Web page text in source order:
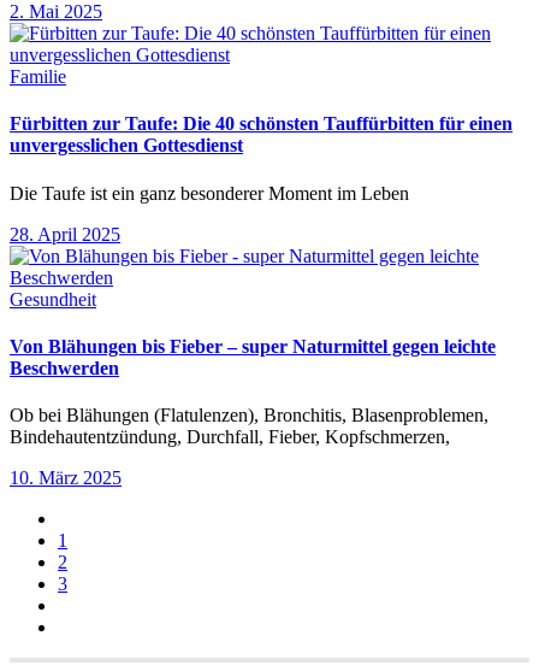
2. Mai 2025
Familie
Fürbitten zur Taufe: Die 40 schönsten Tauffürbitten für einen
unvergesslichen Gottesdienst
Die Taufe ist ein ganz besonderer Moment im Leben
28. April 2025
Gesundheit
Von Blähungen bis Fieber – super Naturmittel gegen leichte
Beschwerden
Ob bei Blähungen (Flatulenzen), Bronchitis, Blasenproblemen,
Bindehautentzündung, Durchfall, Fieber, Kopfschmerzen,
10. März 2025
1
2
3